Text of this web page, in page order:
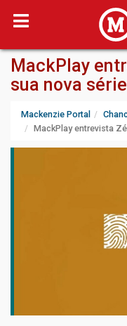
MackPlay
sua nova série
Mackenzie Portal
MackPlay entrevista